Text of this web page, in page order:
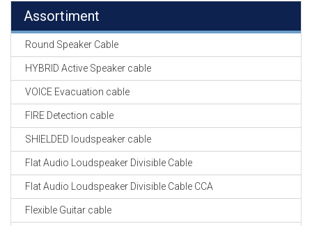
Assortiment
Round Speaker Cable
HYBRID Active Speaker cable
VOICE Evacuation cable
FIRE Detection cable
SHIELDED loudspeaker cable
Flat Audio Loudspeaker Divisible Cable
Flat Audio Loudspeaker Divisible Cable CCA
Flexible Guitar cable